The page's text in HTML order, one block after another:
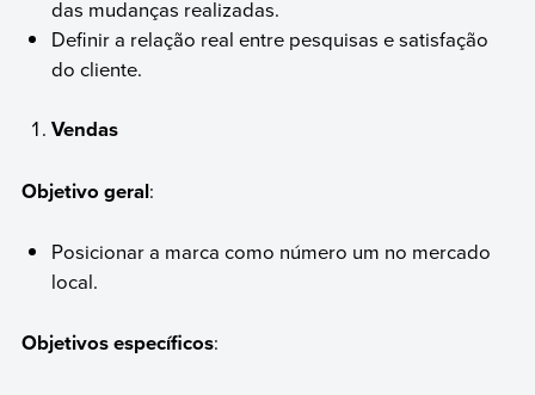
das mudanças realizadas.
Definir a relação real entre pesquisas e satisfação
do cliente.
Vendas
Objetivo geral:
Posicionar a marca como número um no mercado
local.
Objetivos específicos: